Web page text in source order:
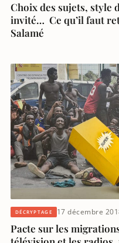
Choix des sujets, style
invité… Ce qu’il faut
Salamé
DÉCRYPTAGE 17 décembre
Pacte sur les